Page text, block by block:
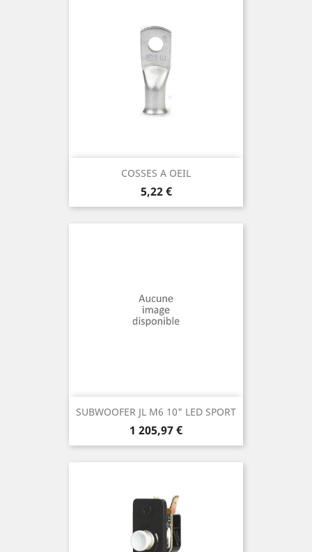
COSSES A OEIL
Prix
5,22 €
SUBWOOFER JL M6 10" LED SPORT
Prix
1 205,97 €